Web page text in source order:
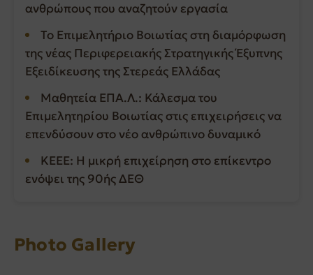
ανθρώπους που αναζητούν εργασία
Το Επιμελητήριο Βοιωτίας στη διαμόρφωση
της νέας Περιφερειακής Στρατηγικής Έξυπνης
Εξειδίκευσης της Στερεάς Ελλάδας
Μαθητεία ΕΠΑ.Λ.: Κάλεσμα του
Επιμελητηρίου Βοιωτίας στις επιχειρήσεις να
επενδύσουν στο νέο ανθρώπινο δυναμικό
ΚΕΕΕ: Η μικρή επιχείρηση στο επίκεντρο
ενόψει της 90ής ΔΕΘ
Photo Gallery